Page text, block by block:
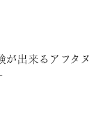
出来るアフタヌ